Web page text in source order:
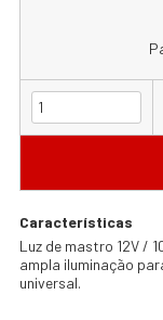
Características
Luz de mastro 12V /
ampla iluminação
universal.